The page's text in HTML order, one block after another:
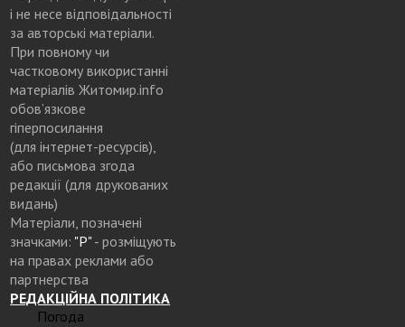
і не несе відповідальності
за авторські матеріали.
При повному чи
частковому використанні
матеріалів Житомир.info
обов’язкове
гіперпосилання
(для інтернет-ресурсів),
або письмова згода
редакції (для друкованих
видань)
Матеріали, позначені
значками: "Р"- розміщують
на правах реклами або
партнерства
РЕДАКЦІЙНА ПОЛІТИКА
Погода